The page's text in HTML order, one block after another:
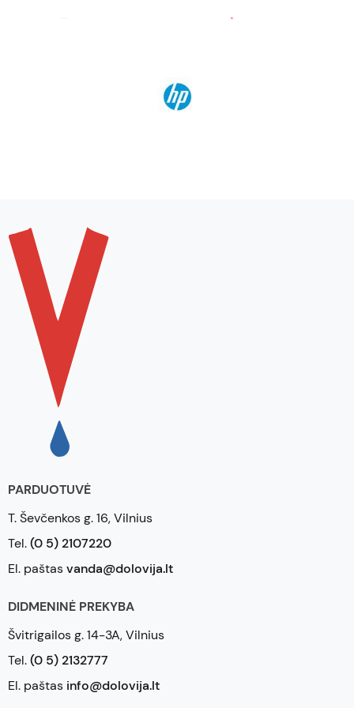
stringa, nulaužia pieštuką? Tuomet verta pasirūpinti
kokybišku pieštukų drožtuku, kokį išsirinksite mūsų el.
parduotuvėje. Pirkti internetu labai patogu ir naudinga
Vilniuje. Čia – labai platus drožtukų ir kitų kanceliarinių
priemonių pasirinkimas, patrauklios kainos, profesionalus
ir dėmesingas aptarnavimas. Neabejojame, jog išsirinksite
Jūsų poreikius atitinkančias prekes. Jei gyvenate ne
Vilniuje ir neturite galimybės atvykti, apsilankykite mūsų
el. parduotuvėje ir pirkite sparčiai bei labai patogiai.
PARDUOTUVĖ
T. Ševčenkos g. 16, Vilnius
Tel.(0 5) 2107220
El. paštasvanda@dolovija.lt
DIDMENINĖ PREKYBA
Švitrigailos g. 14-3A, Vilnius
Tel.(0 5) 2132777
El. paštas info@dolovija.lt